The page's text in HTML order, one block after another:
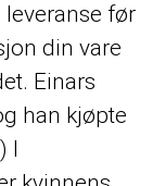
før
din vare
Einars
han kjøpte
I